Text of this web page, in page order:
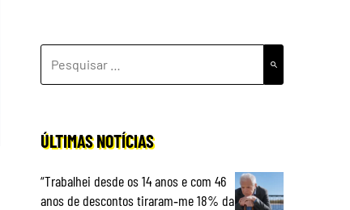
POR:
ÚLTIMAS NOTÍCIAS
“Trabalhei desde os 14 anos e com 46
anos de descontos tiraram‑me 18% da